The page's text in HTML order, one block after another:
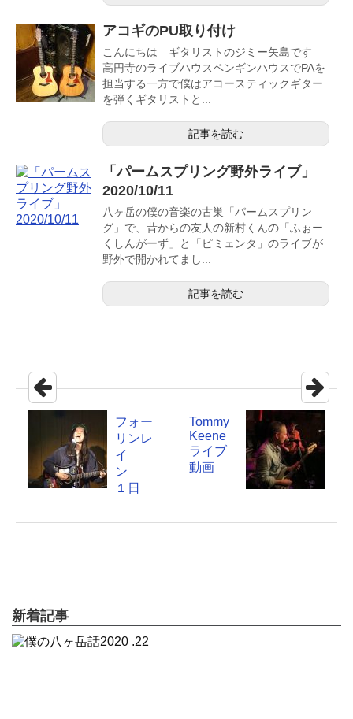
アコギのPU取り付け
こんにちは ギタリストのジミー矢島です
高円寺のライブハウスペンギンハウスでPAを
担当する一方で僕はアコースティックギター
を弾くギタリストと...
記事を読む
「パームスプリング野外ライブ」
2020/10/11
八ヶ岳の僕の音楽の古巣「パームスプリン
グ」で、昔からの友人の新村くんの「ふぉー
くしんがーず」と「ピミェンタ」のライブが
野外で開かれてまし...
記事を読む
フォー
リンレ
イ
ン
１日
Tommy
Keene
ライブ
動画
新着記事